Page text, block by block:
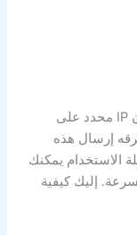
يرسل الأمر ping حزمًا من البيانات إلى عنوان IP محدد على
إرسال هذه
الاستخدام يمكنك
إليك كيفية